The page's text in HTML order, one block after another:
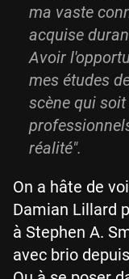
ma vaste
acquise
Avoir
mes études
scène qui
réalité".
On a hâte de
Damian Lillard
à Stephen A.
avec brio